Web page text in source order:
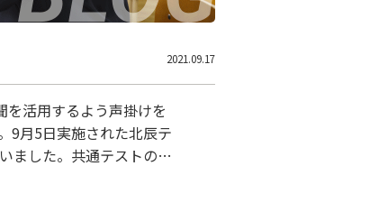
2021.09.17
を活用するよう声掛けを
9月5日実施された北辰テ
ました。共通テストの影